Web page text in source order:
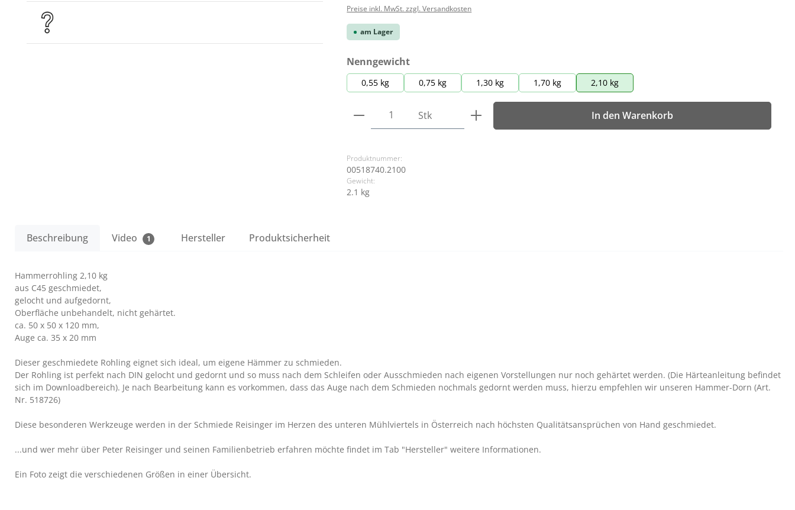
Preise inkl. MwSt. zzgl. Versandkosten
am Lager
Nenngewichtauswählen
0,55 kg 0,75 kg 1,30 kg 1,70 kg 2,10 kg
Produkt Anzahl: Gib den gewünschten Wert ein oder benutze die
Stk In den Warenkorb
Produktnummer:
00518740.2100
Gewicht:
2.1 kg
Beschreibung Video 1 Hersteller Produktsicherheit
Hammerrohling 2,10 kg
aus C45 geschmiedet,
gelocht und aufgedornt,
Oberfläche unbehandelt, nicht gehärtet.
ca. 50 x 50 x 120 mm,
Auge ca. 35 x 20 mm
Dieser geschmiedete Rohling eignet sich ideal, um eigene Hämmer zu schmieden.
Der Rohling ist perfekt nach DIN gelocht und gedornt und so muss nach dem Schleifen oder Ausschmieden nach eigenen Vorstellungen nur noch gehärtet werden. (Die Härteanleitung befindet
sich im Downloadbereich). Je nach Bearbeitung kann es vorkommen, dass das Auge nach dem Schmieden nochmals gedornt werden muss, hierzu empfehlen wir unseren Hammer-Dorn (Art.
Nr. 518726)
Diese besonderen Werkzeuge werden in der Schmiede Reisinger im Herzen des unteren Mühlviertels in Österreich nach höchsten Qualitätsansprüchen von Hand geschmiedet.
...und wer mehr über Peter Reisinger und seinen Familienbetrieb erfahren möchte findet im Tab "Hersteller" weitere Informationen.
Ein Foto zeigt die verschiedenen Größen in einer Übersicht.